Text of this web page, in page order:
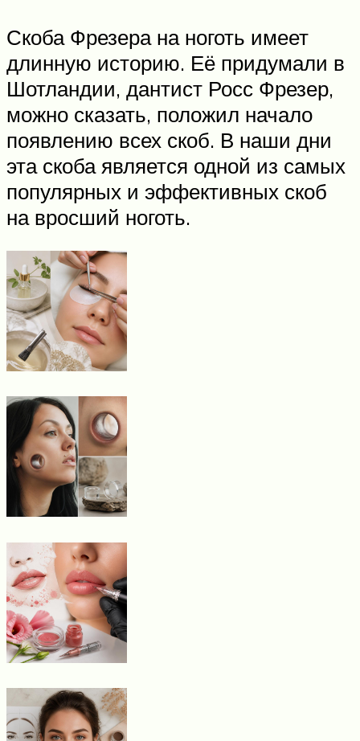
Скоба Фрезера на ноготь имеет
длинную историю. Её придумали в
Шотландии, дантист Росс Фрезер,
можно сказать, положил начало
появлению всех скоб. В наши дни
эта скоба является одной из самых
популярных и эффективных скоб
на вросший ноготь.